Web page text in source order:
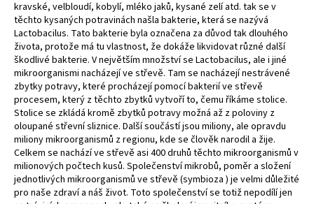
kravské, velbloudí, kobylí, mléko jaků, kysané zelí atd. tak se v
těchto kysaných potravinách našla bakterie, která se nazývá
Lactobacilus. Tato bakterie byla označena za důvod tak dlouhého
života, protože má tu vlastnost, že dokáže likvidovat různé další
škodlivé bakterie. V největším množství se Lactobacilus, ale i jiné
mikroorganismi nacházejí ve střevě. Tam se nacházejí nestrávené
zbytky potravy, které procházejí pomocí bakterií ve střevě
procesem, který z těchto zbytků vytvoří to, čemu říkáme stolice.
Stolice se zkládá kromě zbytků potravy možná až z poloviny z
oloupané střevní sliznice. Další součástí jsou miliony, ale opravdu
miliony mikroorganismů z regionu, kde se člověk narodil a žije.
Celkem se nachází ve střevě asi 400 druhů těchto mikroorganismů v
milionových počtech kusů. Společenství mikrobů, poměr a složení
jednotlivých mikroorganismů ve střevě (symbioza ) je velmi důležité
pro naše zdraví a náš život. Toto společenství se totiž nepodílí jen
j
e
t
e
n
a
j
í
t
?